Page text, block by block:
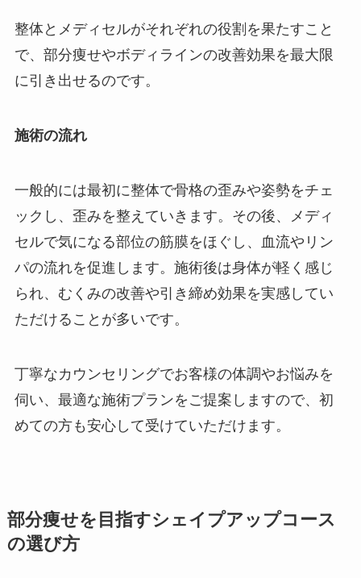
整体とメディセルがそれぞれの役割を果たすこと
で、部分痩せやボディラインの改善効果を最大限
に引き出せるのです。
施術の流れ
一般的には最初に整体で骨格の歪みや姿勢をチェ
ックし、歪みを整えていきます。その後、メディ
セルで気になる部位の筋膜をほぐし、血流やリン
パの流れを促進します。施術後は身体が軽く感じ
られ、むくみの改善や引き締め効果を実感してい
ただけることが多いです。
丁寧なカウンセリングでお客様の体調やお悩みを
伺い、最適な施術プランをご提案しますので、初
めての方も安心して受けていただけます。
部分痩せを目指すシェイプアップコース
の選び方